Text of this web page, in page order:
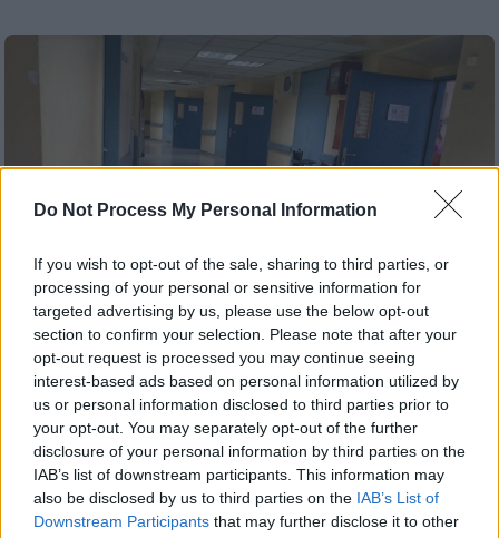
Do Not Process My Personal Information
If you wish to opt-out of the sale, sharing to third parties, or
processing of your personal or sensitive information for
targeted advertising by us, please use the below opt-out
section to confirm your selection. Please note that after your
opt-out request is processed you may continue seeing
interest-based ads based on personal information utilized by
us or personal information disclosed to third parties prior to
your opt-out. You may separately opt-out of the further
disclosure of your personal information by third parties on the
IAB’s list of downstream participants. This information may
also be disclosed by us to third parties on the IAB’s List of
Downstream Participants that may further disclose it to other
Ελλάδα| 10.05.2023 13:23
Αποζημίωση 460.000 ευρώ από το
Βενιζέλειο στην οικογένεια της μικρής
Μελίνας - Η απόφαση του δικαστηρίου
Αποζημίωση για ψυχική οδύνη